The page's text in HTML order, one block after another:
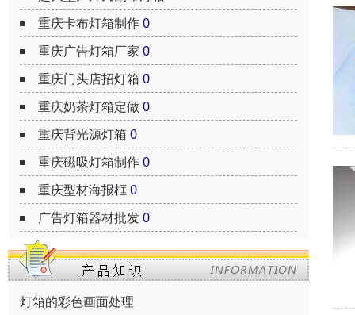
重庆卡布灯箱制作0
重庆广告灯箱厂家 0
重庆门头店招灯箱 0
重庆奶茶灯箱定做0
重庆背光源灯箱 0
重庆磁吸灯箱制作0
重庆型材海报框0
广告灯箱器材批发0
灯箱的彩色画面处理